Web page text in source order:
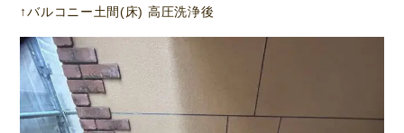
↑バルコニー土間(床) 高圧洗浄後